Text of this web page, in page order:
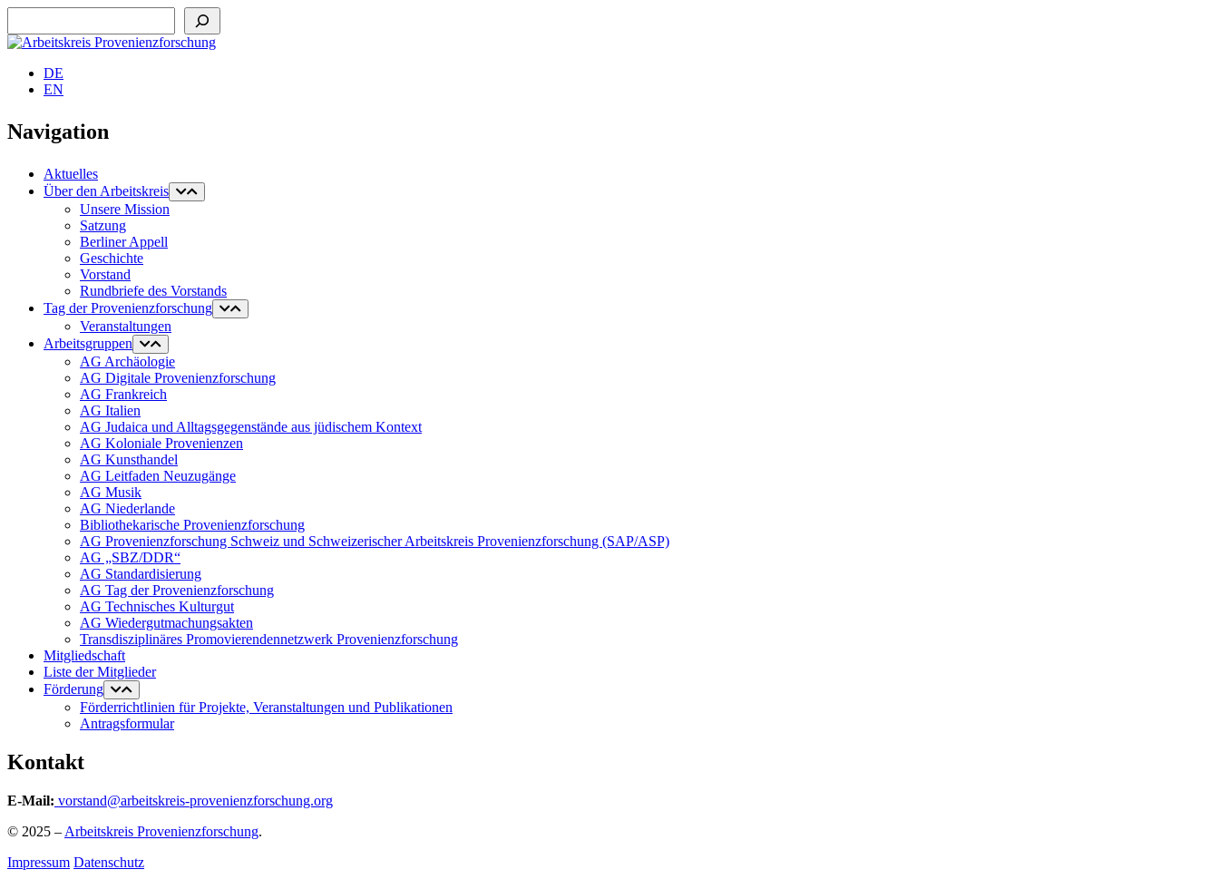
DE
EN
Navigation
Aktuelles
Über den Arbeitskreis
Unsere Mission
Satzung
Berliner Appell
Geschichte
Vorstand
Rundbriefe des Vorstands
Tag der Provenienzforschung
Veranstaltungen
Arbeitsgruppen
AG Archäologie
AG Digitale Provenienzforschung
AG Frankreich
AG Italien
AG Judaica und Alltagsgegenstände aus jüdischem Kontext
AG Koloniale Provenienzen
AG Kunsthandel
AG Leitfaden Neuzugänge
AG Musik
AG Niederlande
Bibliothekarische Provenienzforschung
AG Provenienzforschung Schweiz und Schweizerischer Arbeitskreis Provenienzforschung (SAP/ASP)
AG „SBZ/DDR“
AG Standardisierung
AG Tag der Provenienzforschung
AG Technisches Kulturgut
AG Wiedergutmachungsakten
Transdisziplinäres Promovierendennetzwerk Provenienzforschung
Mitgliedschaft
Liste der Mitglieder
Förderung
Förderrichtlinien für Projekte, Veranstaltungen und Publikationen
Antragsformular
Kontakt
E-Mail: vorstand@arbeitskreis-provenienzforschung.org
© 2025 – Arbeitskreis Provenienzforschung.
Impressum Datenschutz